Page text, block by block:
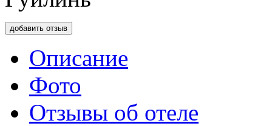
добавить отзыв
Описание
Фото
Отзывы об отеле